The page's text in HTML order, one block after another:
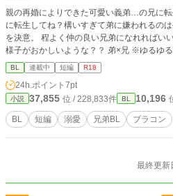
親の再婚によりできた可愛い義弟…の兄に
に転生してね？構いすぎて弟に嫌われるのはやだ！ 今日から〝無〟
を決意。 程よく仲の良い兄弟になれればいい…そう思っていたのに何やら弟の
様子がおかしいよ
BL 連載中 短編 R18
24h.ポイント 7pt
小説 37,855 位 / 228,833件 BL 10,196
BL 短編 溺愛 兄弟BL ブラコン
最終更新